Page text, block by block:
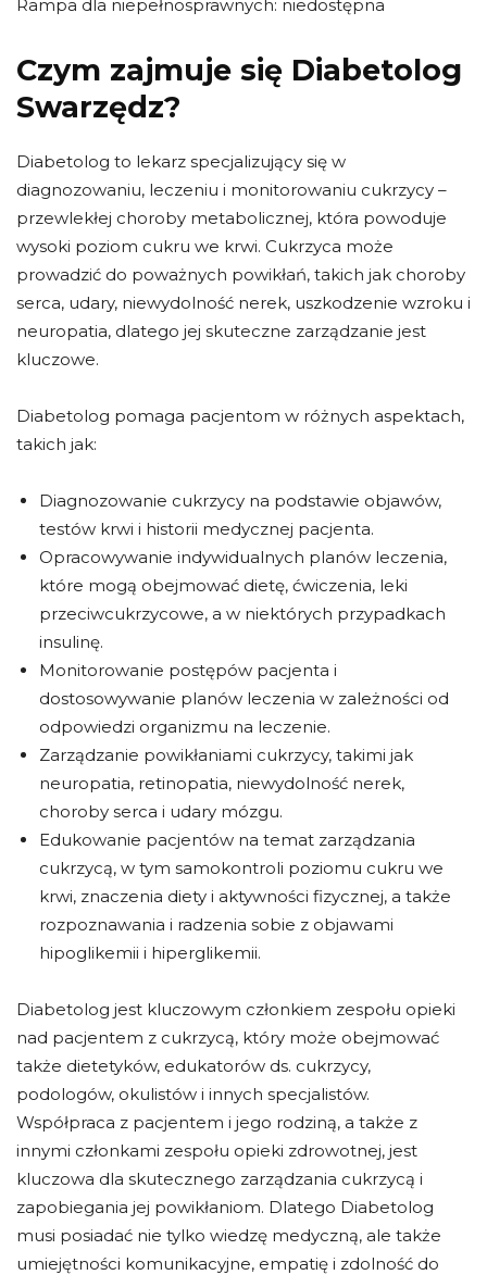
Rampa dla niepełnosprawnych: niedostępna
Czym zajmuje się Diabetolog
Swarzędz?
Diabetolog to lekarz specjalizujący się w
diagnozowaniu, leczeniu i monitorowaniu cukrzycy –
przewlekłej choroby metabolicznej, która powoduje
wysoki poziom cukru we krwi. Cukrzyca może
prowadzić do poważnych powikłań, takich jak choroby
serca, udary, niewydolność nerek, uszkodzenie wzroku i
neuropatia, dlatego jej skuteczne zarządzanie jest
kluczowe.
Diabetolog pomaga pacjentom w różnych aspektach,
takich jak:
Diagnozowanie cukrzycy na podstawie objawów,
testów krwi i historii medycznej pacjenta.
Opracowywanie indywidualnych planów leczenia,
które mogą obejmować dietę, ćwiczenia, leki
przeciwcukrzycowe, a w niektórych przypadkach
insulinę.
Monitorowanie postępów pacjenta i
dostosowywanie planów leczenia w zależności od
odpowiedzi organizmu na leczenie.
Zarządzanie powikłaniami cukrzycy, takimi jak
neuropatia, retinopatia, niewydolność nerek,
choroby serca i udary mózgu.
Edukowanie pacjentów na temat zarządzania
cukrzycą, w tym samokontroli poziomu cukru we
krwi, znaczenia diety i aktywności fizycznej, a także
rozpoznawania i radzenia sobie z objawami
hipoglikemii i hiperglikemii.
Diabetolog jest kluczowym członkiem zespołu opieki
nad pacjentem z cukrzycą, który może obejmować
także dietetyków, edukatorów ds. cukrzycy,
podologów, okulistów i innych specjalistów.
Współpraca z pacjentem i jego rodziną, a także z
innymi członkami zespołu opieki zdrowotnej, jest
kluczowa dla skutecznego zarządzania cukrzycą i
zapobiegania jej powikłaniom. Dlatego Diabetolog
musi posiadać nie tylko wiedzę medyczną, ale także
umiejętności komunikacyjne, empatię i zdolność do